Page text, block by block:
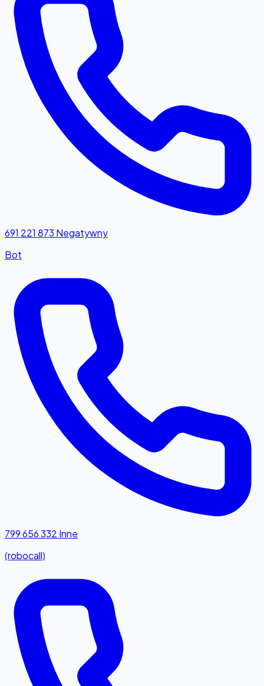
691 221 873 Negatywny
Bot
799 656 332 Inne
(robocall)